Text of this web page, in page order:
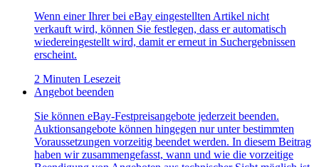
Wenn einer Ihrer bei eBay eingestellten Artikel nicht
verkauft wird, können Sie festlegen, dass er automatisch
wiedereingestellt wird, damit er erneut in Suchergebnissen
erscheint.
2 Minuten Lesezeit
Angebot beenden
Sie können eBay-Festpreisangebote jederzeit beenden.
Auktionsangebote können hingegen nur unter bestimmten
Voraussetzungen vorzeitig beendet werden. In diesem Beitrag
haben wir zusammengefasst, wann und wie die vorzeitige